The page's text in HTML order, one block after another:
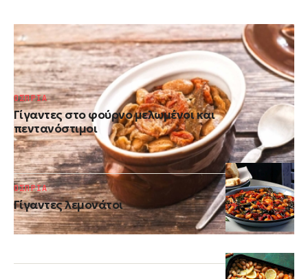
Ρεβύθια με γίγαντες στην γάστρα
Γίγαντες στο φούρνο μελωμένοι και
πεντανόστιμοι
ΟΣΠΡΙΑ
Γίγαντες λεμονάτοι
ΟΣΠΡΙΑ